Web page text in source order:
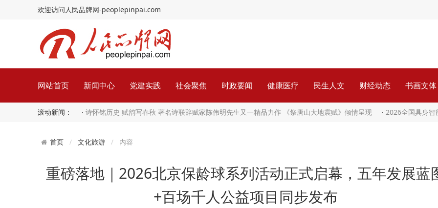
欢迎访问人民品牌网-peoplepinpai.com
网站首页 新闻中心 党建实践 社会聚焦 时政要闻 健康医疗 民生人文 财经动态 书画文体
滚动新闻： · 诗怀铭历史 赋韵写春秋 著名诗联辞赋家陈伟明先生又一精品力作 《祭唐山大地震赋》倾情呈现 · 2026全国具身智
首页 文化旅游 内容
重磅落地｜2026北京保龄球系列活动正式启幕，五年发展蓝
+百场千人公益项目同步发布